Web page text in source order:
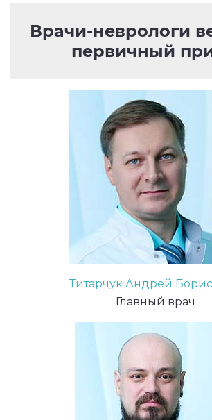
Врачи-неврологи
первичный
Титарчук Андрей
Главный врач